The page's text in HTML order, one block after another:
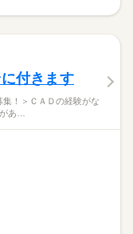
服装自由
みんなで
にぎやか
日祝休みでワーク
の通信試験などで
日書類作成の日も
せん）
が、
続きを読む
がある方
付きます
！＞ＣＡＤの経験がな
あ…